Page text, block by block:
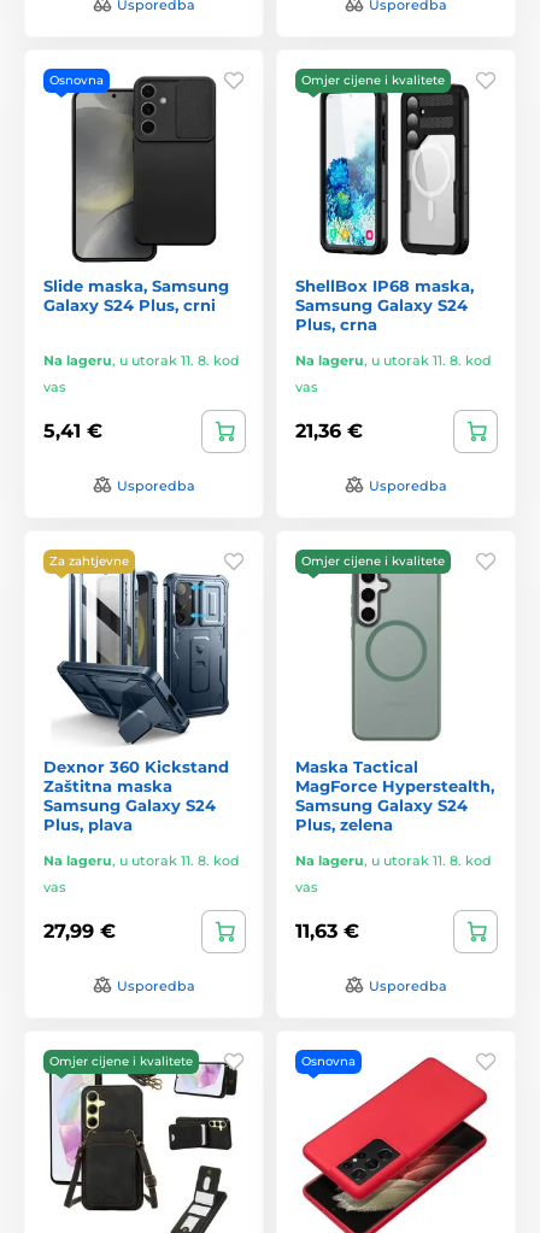
Usporedba Usporedba
Osnovna
Slide maska, Samsung
Galaxy S24 Plus, crni
Na lageru, u utorak 11. 8. kod
vas
5,41 €
Usporedba
Omjer cijene i kvalitete
ShellBox IP68 maska,
Samsung Galaxy S24
Plus, crna
Na lageru, u utorak 11. 8. kod
vas
21,36 €
Usporedba
Za zahtjevne
Dexnor 360 Kickstand
Zaštitna maska
Samsung Galaxy S24
Plus, plava
Na lageru, u utorak 11. 8. kod
vas
27,99 €
Usporedba
Omjer cijene i kvalitete
Maska Tactical
MagForce Hyperstealth,
Samsung Galaxy S24
Plus, zelena
Na lageru, u utorak 11. 8. kod
vas
11,63 €
Usporedba
Omjer cijene i kvalitete Osnovna